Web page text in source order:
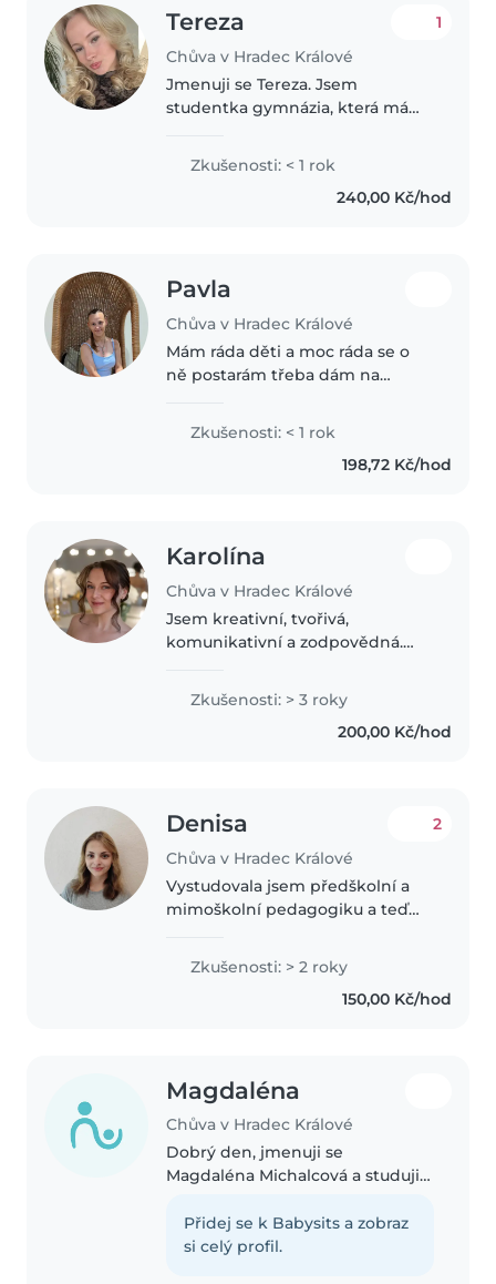
Tereza
Chůva v Hradec Králové
1
Jmenuji se Tereza. Jsem
studentka gymnázia, která má
Často hlídám své mladší
bratrance a sestřenice, takže
mám zkušenosti s péčí o děti i s
Zkušenosti: < 1 rok
240,00 Kč/hod
Pavla
Chůva v Hradec Králové
Mám ráda děti a moc ráda se o
ně postarám třeba dám na
vystudovaná pečovatelka. Hlídala
jsem sestřenici od malá a to mi
Zkušenosti: < 1 rok
198,72 Kč/hod
Karolína
Chůva v Hradec Králové
Jsem kreativní, tvořivá,
komunikativní a zodpovědná.
prakticky odjakživa – už od
mladšího věku jsem pomáhala se
starostí o svého o mnoho let
Zkušenosti: > 3 roky
200,00 Kč/hod
Denisa
Chůva v Hradec Králové
2
Vystudovala jsem předškolní a
mimoškolní pedagogiku a teď
školce, družině a na táborech.
Ráda bych využila svůj volný..
Zkušenosti: > 2 roky
150,00 Kč/hod
Magdaléna
Chůva v Hradec Králové
Dobrý den, jmenuji se
Magdaléna Michalcová a studuji
Hradci Králové. Je mi 16 let a
měla bych zájem si něco
Přidej se k Babysits a zobraz
si celý profil.